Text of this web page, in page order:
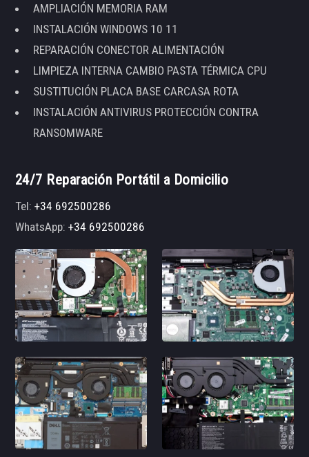
AMPLIACIÓN MEMORIA RAM
INSTALACIÓN WINDOWS 10 11
REPARACIÓN CONECTOR ALIMENTACIÓN
LIMPIEZA INTERNA CAMBIO PASTA TÉRMICA CPU
SUSTITUCIÓN PLACA BASE CARCASA ROTA
INSTALACIÓN ANTIVIRUS PROTECCIÓN CONTRA
RANSOMWARE
24/7 Reparación Portátil a Domicilio
Tel:+34 692500286
WhatsApp:+34 692500286